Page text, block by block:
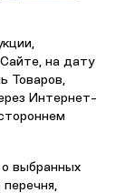
на дату
Товаров,
Интернет-
выбранных
перечня,